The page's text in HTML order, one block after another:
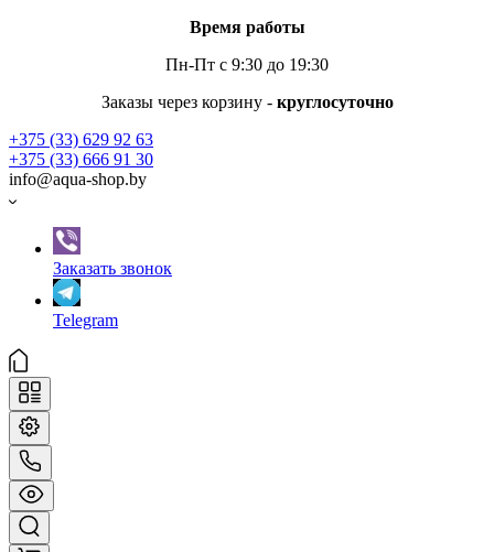
Время работы
Пн-Пт с 9:30 до 19:30
Заказы через корзину - круглосуточно
+375 (33) 629 92 63
+375 (33) 666 91 30
info@aqua-shop.by
Заказать звонок
Telegram